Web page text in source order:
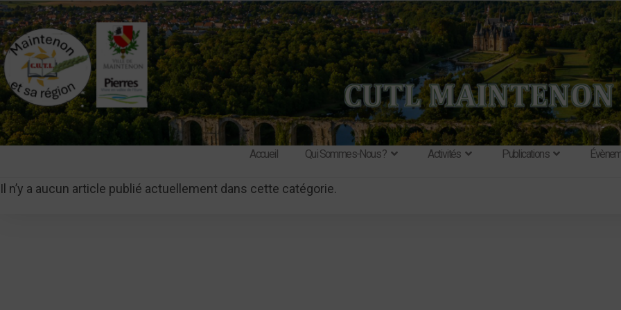
Skip
to
content
Accueil Qui Sommes-Nous ? Activités Publications
Il n’y a aucun article publié actuellement dans cette catégorie.